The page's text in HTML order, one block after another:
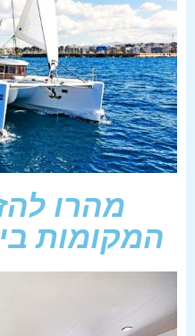
מהרו
המקומות